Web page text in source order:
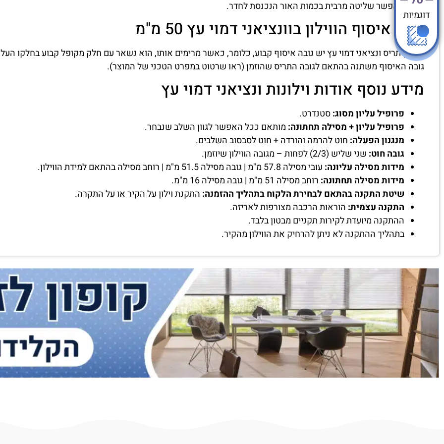
מה שמאפשר שליטה מרבית בכמות האור הנכנסת לחדר.
גובה איסוף הווילון בוונציאני דמוי עץ 50 מ"מ
לווילון תריס ונציאני דמוי עץ יש גובה איסוף קבוע, כלומר, כאשר מרימים אותו, הוא נשאר עם חלק מקופל קבוע בחלקו
גובה האיסוף משתנה בהתאם לגובה התריס שהוזמן (ראו שרטוט במפרט הטכני של המוצר).
מידע נוסף אודות וילונות ונציאני דמוי עץ
פרופיל עליון מסוג:סטנדרט.
פרופיל עליון + מסילה תחתונה: מותאם ככל האפשר לגוון השלב שנבחר.
מנגנון הפעלה: חוט להרמה והורדה + חוט לסבסוב השלבים.
גובה חוט: שני שליש (2/3) לפחות – מגובה הווילון שיוזמן.
מידות מסילה עליונה: עובי מסילה 57.8 מ"מ | גובה מסילה 51.5 מ"מ | רוחב מסילה בהתאם למידת הווילון.
מידות מסילה תחתונה: רוחב מסילה 51 מ"מ | גובה מסילה 16 מ"מ.
שיטת התקנה בהתאם לבחירת הלקוח בתהליך ההזמנה: התקנת וילון על הקיר או על התקרה.
התקנה עצמית: הוראות הרכבה מצורפות לאריזה.
ההתקנה מיועדת לקירות תקניים מבטון בלבד.
בתהליך ההתקנה לא ניתן להרחיק את הווילון מהקיר.
דוגמיות